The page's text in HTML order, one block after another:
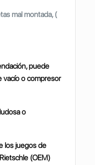
mal montada, (
puede
vacío o compresor
o
los juegos de
(OEM)